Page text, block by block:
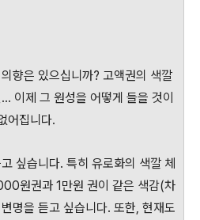
향은 있으십니까? 고액권의 색깔
이제 그 원성을 어떻게 들을 것이
어집니다.
싶습니다. 특히 유로화의 색깔 체
원권과 1만원 권이 같은 색감(차
명을 듣고 싶습니다. 또한, 현재도